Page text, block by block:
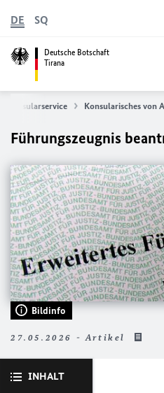
Deutsche Botschaft
Tirana
DE SQ
Konsularservice Konsularisches von
Führungszeugnis
Bildinfo
27.05.2026 - Artikel
INHALT